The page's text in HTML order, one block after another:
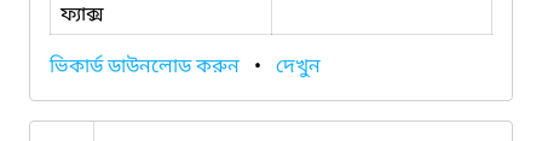
ফ্যাক্স
ভিকার্ড ডাউনলোড করুন • দেখুন